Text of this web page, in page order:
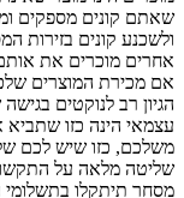
שאתם קונים מספקים
ולשכנע קונים
אחרים מוכרים את
אם מכירת המוצרים
הגיון רב לנוקטים
עצמאי הינה כזו שתביא
משלכם, כזו שיש לכם
שליטה מלאה על
מסחר תיתקלו בתשלומי